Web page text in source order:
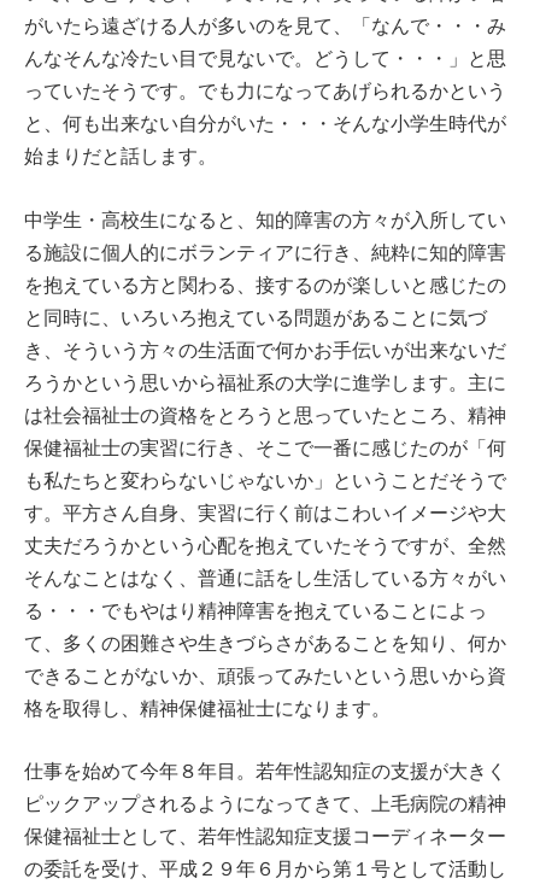
がいたら遠ざける人が多いのを見て、「なんで・・・み
んなそんな冷たい目で見ないで。どうして・・・」と思
っていたそうです。でも力になってあげられるかという
と、何も出来ない自分がいた・・・そんな小学生時代が
始まりだと話します。
中学生・高校生になると、知的障害の方々が入所してい
る施設に個人的にボランティアに行き、純粋に知的障害
を抱えている方と関わる、接するのが楽しいと感じたの
と同時に、いろいろ抱えている問題があることに気づ
き、そういう方々の生活面で何かお手伝いが出来ないだ
ろうかという思いから福祉系の大学に進学します。主に
は社会福祉士の資格をとろうと思っていたところ、精神
保健福祉士の実習に行き、そこで一番に感じたのが「何
も私たちと変わらないじゃないか」ということだそうで
す。平方さん自身、実習に行く前はこわいイメージや大
丈夫だろうかという心配を抱えていたそうですが、全然
そんなことはなく、普通に話をし生活している方々がい
る・・・でもやはり精神障害を抱えていることによっ
て、多くの困難さや生きづらさがあることを知り、何か
できることがないか、頑張ってみたいという思いから資
格を取得し、精神保健福祉士になります。
仕事を始めて今年８年目。若年性認知症の支援が大きく
ピックアップされるようになってきて、上毛病院の精神
保健福祉士として、若年性認知症支援コーディネーター
の委託を受け、平成２９年６月から第１号として活動し